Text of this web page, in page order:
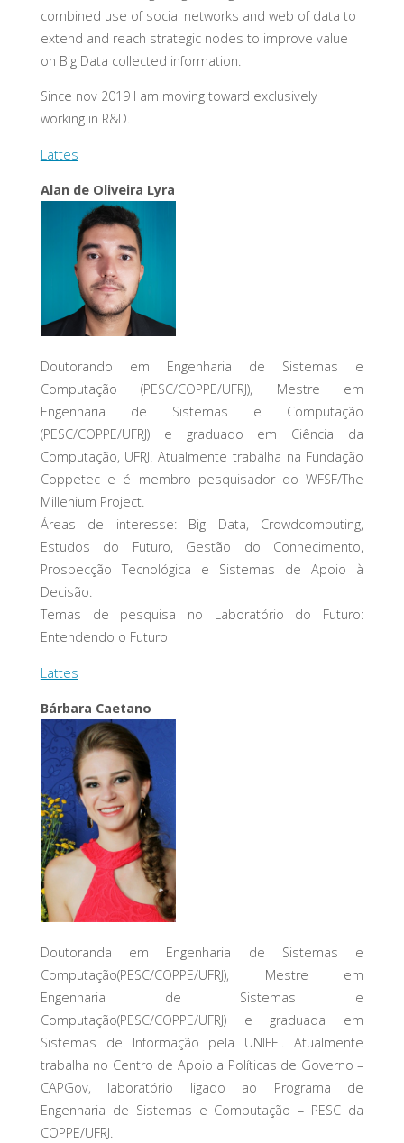
combined use of social networks and web of data to
extend and reach strategic nodes to improve value
on Big Data collected information.
Since nov 2019 I am moving toward exclusively
working in R&D.
Lattes
Alan de Oliveira Lyra
Doutorando em Engenharia de Sistemas e
Computação (PESC/COPPE/UFRJ), Mestre em
Engenharia de Sistemas e Computação
(PESC/COPPE/UFRJ) e graduado em Ciência da
Computação, UFRJ. Atualmente trabalha na Fundação
Coppetec e é membro pesquisador do WFSF/The
Millenium Project.
Áreas de interesse: Big Data, Crowdcomputing,
Estudos do Futuro, Gestão do Conhecimento,
Prospecção Tecnológica e Sistemas de Apoio à
Decisão.
Temas de pesquisa no Laboratório do Futuro:
Entendendo o Futuro
Lattes
Bárbara Caetano
Doutoranda em Engenharia de Sistemas e
Computação(PESC/COPPE/UFRJ), Mestre em
Engenharia de Sistemas e
Computação(PESC/COPPE/UFRJ) e graduada em
Sistemas de Informação pela UNIFEI. Atualmente
trabalha no Centro de Apoio a Políticas de Governo –
CAPGov, laboratório ligado ao Programa de
Engenharia de Sistemas e Computação – PESC da
COPPE/UFRJ.